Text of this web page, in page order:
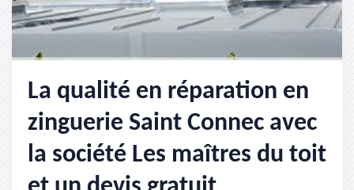
La qualité en réparation en
zinguerie Saint Connec avec
la société Les maîtres du toit